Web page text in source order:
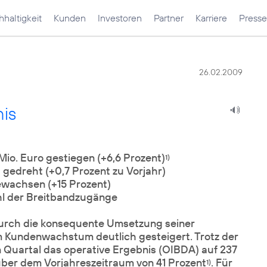
Kunden Investoren Partner Karriere Presse
26.02.2009
Euro gestiegen (+6,6 Prozent)1)
(+0,7 Prozent zu Vorjahr)
(+15 Prozent)
der Breitbandzugänge
die konsequente Umsetzung seiner
deutlich gesteigert. Trotz der
das operative Ergebnis (OIBDA) auf 237
dem Vorjahreszeitraum von 41 Prozent1). Für